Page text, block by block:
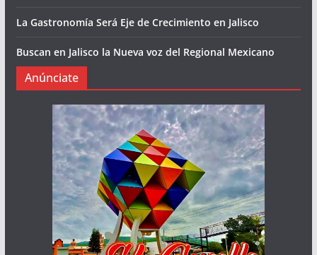
La Gastronomía Será Eje de Crecimiento en Jalisco
Buscan en Jalisco la Nueva voz del Regional Mexicano
Anúnciate